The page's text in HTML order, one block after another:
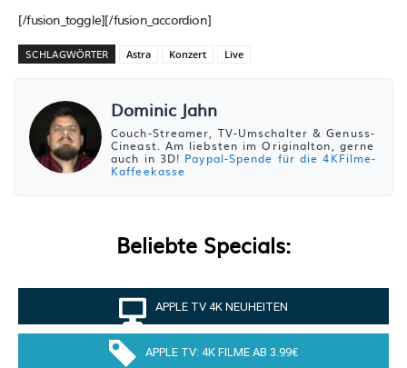
[/fusion_toggle][/fusion_accordion]
SCHLAGWÖRTER Astra Konzert Live
Dominic Jahn
Couch-Streamer, TV-Umschalter & Genuss-
Cineast. Am liebsten im Originalton, gerne
auch in 3D! Paypal-Spende für die 4KFilme-
Kaffeekasse
Beliebte Specials:
APPLE TV 4K NEUHEITEN
APPLE TV: 4K FILME AB 3.99€